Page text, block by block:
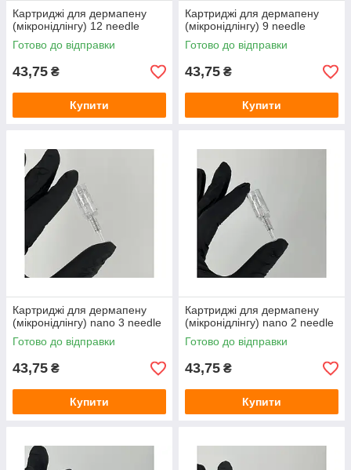
Картриджі для дермапену
(мікронідлінгу) 12 needle
Готово до відправки
43,75 ₴
Купити
Картриджі для дермапену
(мікронідлінгу) 9 needle
Готово до відправки
43,75 ₴
Купити
Картриджі для дермапену
(мікронідлінгу) nano 3 needle
Готово до відправки
43,75 ₴
Купити
Картриджі для дермапену
(мікронідлінгу) nano 2 needle
Готово до відправки
43,75 ₴
Купити